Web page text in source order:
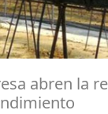
abren la